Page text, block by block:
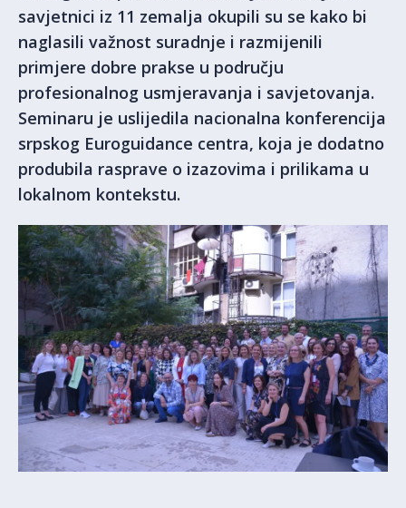
savjetnici iz 11 zemalja okupili su se kako bi
naglasili važnost suradnje i razmijenili
primjere dobre prakse u području
profesionalnog usmjeravanja i savjetovanja.
Seminaru je uslijedila nacionalna konferencija
srpskog Euroguidance centra, koja je dodatno
produbila rasprave o izazovima i prilikama u
lokalnom kontekstu.